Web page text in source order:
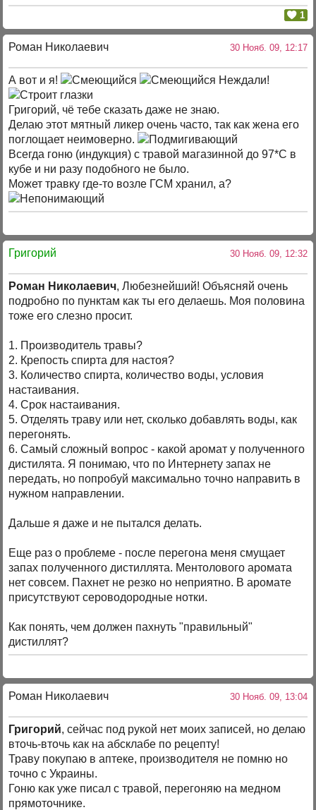
1
Роман Николаевич 30 Нояб. 09, 12:17
А вот и я! Неждали!
Григорий, чё тебе сказать даже не знаю.
Делаю этот мятный ликер очень часто, так как жена его
поглощает неимоверно.
Всегда гоню (индукция) с травой магазинной до 97*С в
кубе и ни разу подобного не было.
Может травку где-то возле ГСМ хранил, а?
Григорий 30 Нояб. 09, 12:32
Роман Николаевич, Любезнейший! Объясняй очень
подробно по пунктам как ты его делаешь. Моя половина
тоже его слезно просит.
1. Производитель травы?
2. Крепость спирта для настоя?
3. Количество спирта, количество воды, условия
настаивания.
4. Срок настаивания.
5. Отделять траву или нет, сколько добавлять воды, как
перегонять.
6. Самый сложный вопрос - какой аромат у полученного
дистилята. Я понимаю, что по Интернету запах не
передать, но попробуй максимально точно направить в
нужном направлении.
Дальше я даже и не пытался делать.
Еще раз о проблеме - после перегона меня смущает
запах полученного дистиллята. Ментолового аромата
нет совсем. Пахнет не резко но неприятно. В аромате
присутствуют сероводородные нотки.
Как понять, чем должен пахнуть "правильный"
дистиллят?
Роман Николаевич 30 Нояб. 09, 13:04
Григорий, сейчас под рукой нет моих записей, но делаю
вточь-вточь как на абсклабе по рецепту!
Траву покупаю в аптеке, производителя не помню но
точно с Украины.
Гоню как уже писал с травой, перегоняю на медном
прямоточнике.